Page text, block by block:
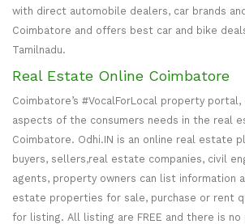
with direct automobile dealers, car brands
Coimbatore and offers best car and bike
Tamilnadu.
Real Estate Online Coimbatore
Coimbatore’s #VocalForLocal property
aspects of the consumers needs in the real
Coimbatore. Odhi.IN is an online real estate
buyers, sellers,real estate companies, civil
agents, property owners can list information
estate properties for sale, purchase or rent
for listing. All listing are FREE and there is